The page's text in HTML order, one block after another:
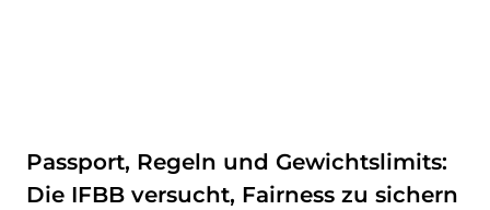
Passport, Regeln und Gewichtslimits:
Die IFBB versucht, Fairness zu sichern